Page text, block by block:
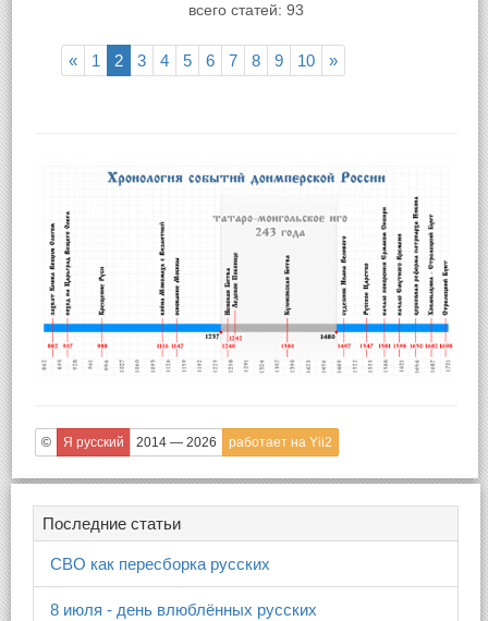
всего статей: 93
« 1 2 3 4 5 6 7 8 9 10 »
© Я русский 2014 — 2026 работает на Yii2
Последние статьи
СВО как пересборка русских
8 июля - день влюблённых русских